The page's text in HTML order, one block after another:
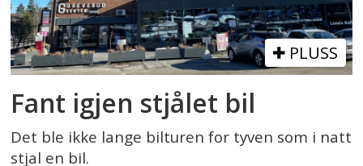
PLUSS
Fant igjen stjålet bil
Det ble ikke lange bilturen for tyven som i natt
stjal en bil.